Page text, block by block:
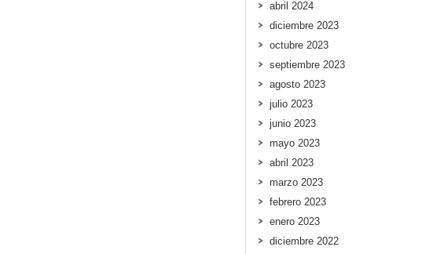
abril 2024
diciembre 2023
octubre 2023
septiembre 2023
agosto 2023
julio 2023
junio 2023
mayo 2023
abril 2023
marzo 2023
febrero 2023
enero 2023
diciembre 2022